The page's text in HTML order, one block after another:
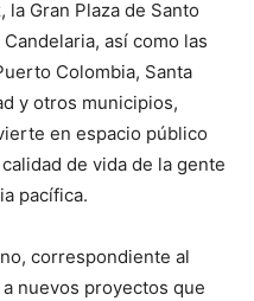
la Gran Plaza de Santo
así como las
Colombia, Santa
y otros municipios,
en espacio público
de vida de la gente
pacífica.
correspondiente al
nuevos proyectos que